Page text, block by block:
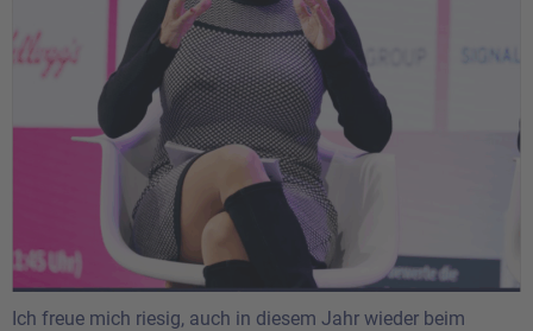
Ich freue mich riesig, auch in diesem Jahr wieder beim